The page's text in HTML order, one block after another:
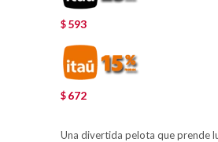
$ 593
$ 672
Una divertida pelota que prende